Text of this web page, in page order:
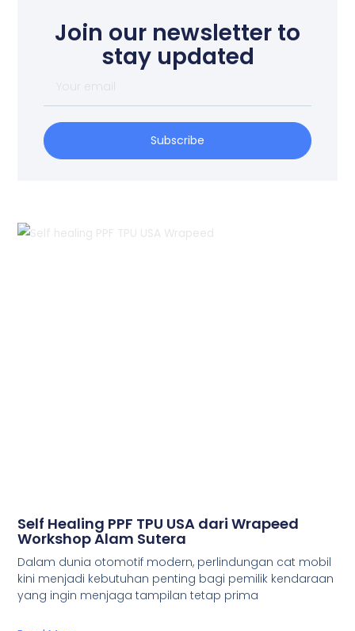
Join our newsletter to
stay updated
email
Subscribe
Self Healing PPF TPU USA dari Wrapeed
Workshop Alam Sutera
Dalam dunia otomotif modern, perlindungan cat mobil
kini menjadi kebutuhan penting bagi pemilik kendaraan
yang ingin menjaga tampilan tetap prima